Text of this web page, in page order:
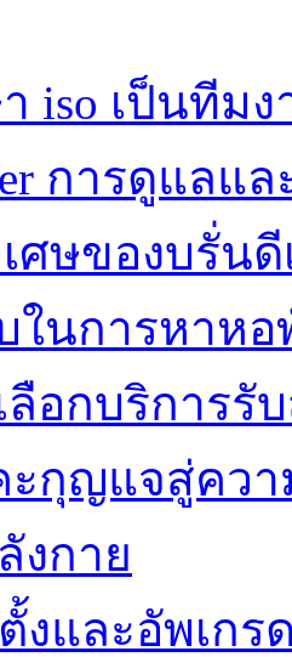
iso เป็นทีม
การดูแลแ
ศษของบรั่นดี
ในการหาหอ
ลือกบริการรั
ะกุญแจสู่คว
งกาย
และอัพเกรด